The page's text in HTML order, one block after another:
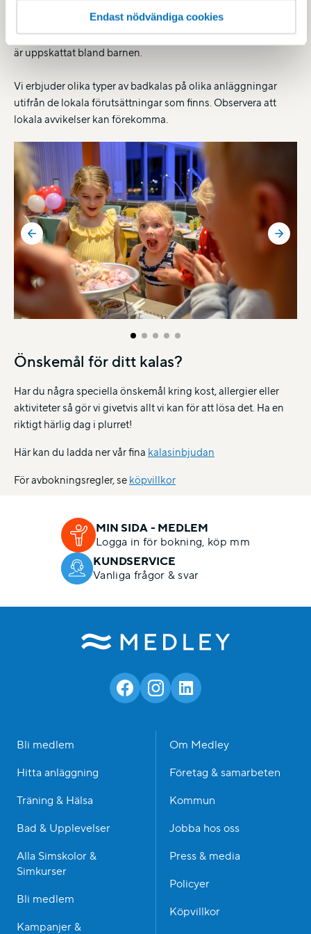
Endast nödvändiga cookies
passar varierar givetvis beroende på ålder. Allt från att dyka
efter leksaker till att bara plaska och leka på våra flytleksaker
är uppskattat bland barnen.
Vi erbjuder olika typer av badkalas på olika anläggningar
utifrån de lokala förutsättningar som finns. Observera att
lokala avvikelser kan förekomma.
Önskemål för ditt kalas?
Har du några speciella önskemål kring kost, allergier eller
aktiviteter så gör vi givetvis allt vi kan för att lösa det. Ha en
riktigt härlig dag i plurret!
Här kan du ladda ner vår fina kalasinbjudan
För avbokningsregler, seköpvillkor
MIN SIDA - MEDLEM
Logga in för bokning, köp mm
KUNDSERVICE
Vanliga frågor & svar
Bli medlem
Hitta anläggning
Träning & Hälsa
Bad & Upplevelser
Alla Simskolor &
Simkurser
Bli medlem
Kampanjer &
Om Medley
Företag & samarbeten
Kommun
Jobba hos oss
Press & media
Policyer
Köpvillkor